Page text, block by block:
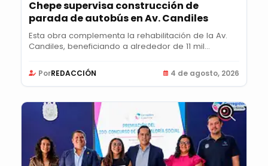
Chepe supervisa construcción de
parada de autobús en Av. Candiles
Esta obra complementa la rehabilitación de la Av.
Candiles, beneficiando a alrededor de 11 mil...
PorREDACCIÓN 4 de agosto, 2026